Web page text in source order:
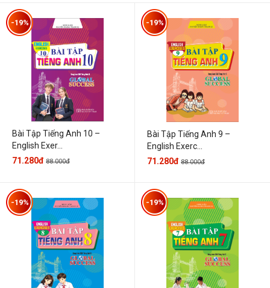
Bài Tập Tiếng Anh 10 –
English Exer...
-19%
71.280đ 88.000đ
Bài Tập Tiếng Anh 9 –
English Exerc...
-19%
71.280đ 88.000đ
-19% -19%